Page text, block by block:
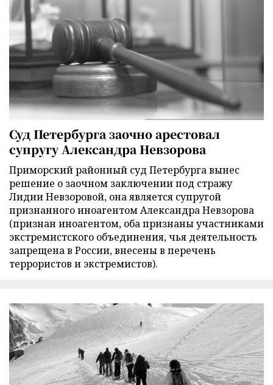
Суд Петербурга заочно арестовал
супругу Александра Невзорова
Приморский районный суд Петербурга вынес
решение о заочном заключении под стражу
Лидии Невзоровой, она является супругой
признанного иноагентом Александра Невзорова
(признан иноагентом, оба признаны участниками
экстремистского объединения, чья деятельность
запрещена в России, внесены в перечень
террористов и экстремистов).